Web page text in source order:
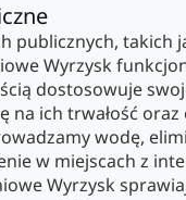
publicznych, takich
Wyrzysk
dostosowuje
na ich trwałość
wodę,
w miejscach z
Wyrzysk